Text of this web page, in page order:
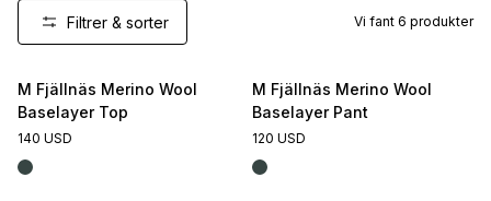
Filtrer & sorter Vi fant 6 produkter
M Fjällnäs Merino Wool
Baselayer Top
140 USD
M Fjällnäs Merino Wool
Baselayer Pant
120 USD